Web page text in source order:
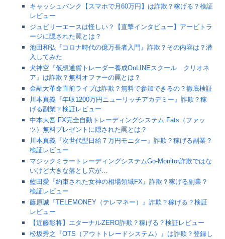
キャッシュバンク【スマホで月60万円】は詐欺？稼げる？検証
レビュー
ジュビリーエースは怪しい？【直撃インタビュー】アービトラ
ージに隠された罠とは？
池田和弘『コロナ時代の億万長者入門』詐欺？その内容は？潜
入してみた
犬神空『仮想通貨トレーダー養成OnLINEスクール クリオネ
ア』は詐欺？無料オファーの罠とは？
金融大革命直前ライブは詐欺？無料で参加できるの？徹底検証
川本真義『年収1200万円ニューリッチアカデミー』詐欺？稼
げる副業？検証レビュー
中本大吾 FX完全自動トレーディングシステム Fats（ファッ
ツ）無料プレゼントに隠された罠とは？
川本真義『次世代型日給７万円モニター』詐欺？稼げる副業？
検証レビュー
マジックミラートレーディングシステムGo-Monitor詐欺ではな
いけど大きな落とし穴が…
藍田愛『約束された女神の相場領域FX』詐欺？稼げる副業？
検証レビュー
藤原誠『TELEMONEY（テレマネー）』詐欺？稼げる？検証
レビュー
【近藤彰将】エターナルZERO詐欺？稼げる？検証レビュー
松坂秀之『OTS（アウトトレードシステム）』は詐欺？登録し